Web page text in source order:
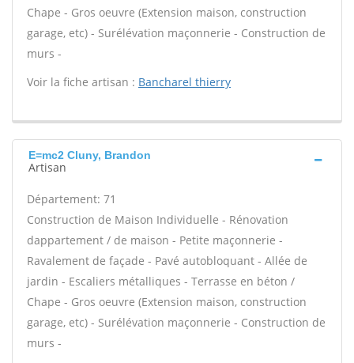
Chape - Gros oeuvre (Extension maison, construction
garage, etc) - Surélévation maçonnerie - Construction de
murs -
Voir la fiche artisan : Bancharel thierry
E=mc2 Cluny, Brandon
Artisan
Département: 71
Construction de Maison Individuelle - Rénovation
dappartement / de maison - Petite maçonnerie -
Ravalement de façade - Pavé autobloquant - Allée de
jardin - Escaliers métalliques - Terrasse en béton /
Chape - Gros oeuvre (Extension maison, construction
garage, etc) - Surélévation maçonnerie - Construction de
murs -